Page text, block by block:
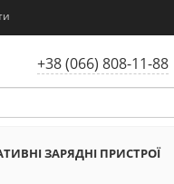
+38 (066) 808-11-88
ЗАРЯДНІ ПРИСТРОЇ